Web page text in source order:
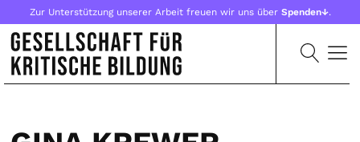
Zur Unterstützung unserer Arbeit freuen wir uns über Spenden↓.